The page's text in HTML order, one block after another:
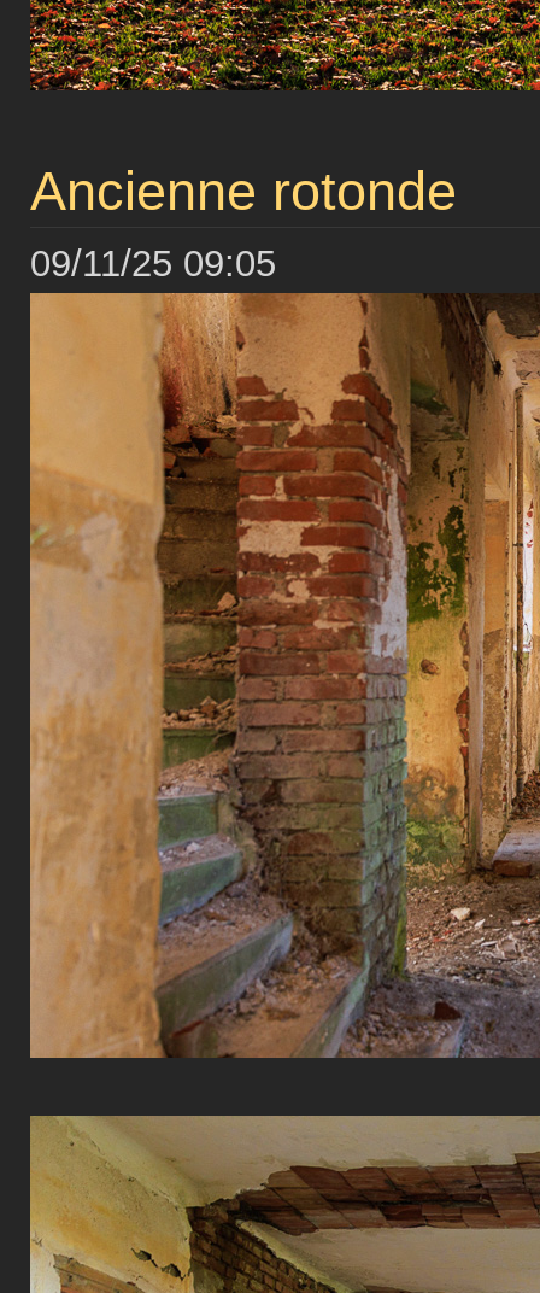
Ancienne rotonde
09/11/25 09:05